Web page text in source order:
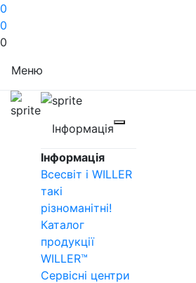
0
0
0
Меню
Інформація
Інформація
Всесвіт і WILLER
такі
різноманітні!
Каталог
продукції
WILLER™
Сервісні центри